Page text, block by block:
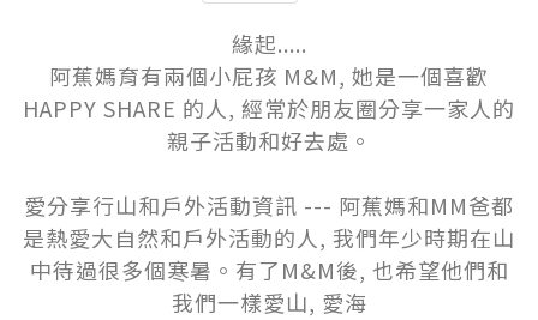
緣起.....
阿蕉媽育有兩個小屁孩 M&M, 她是一個喜歡
HAPPY SHARE 的人, 經常於朋友圈分享一家人的
親子活動和好去處。
愛分享行山和戶外活動資訊 --- 阿蕉媽和MM爸都
是熱愛大自然和戶外活動的人, 我們年少時期在山
中待過很多個寒暑。有了M&M後, 也希望他們和
我們一樣愛山, 愛海